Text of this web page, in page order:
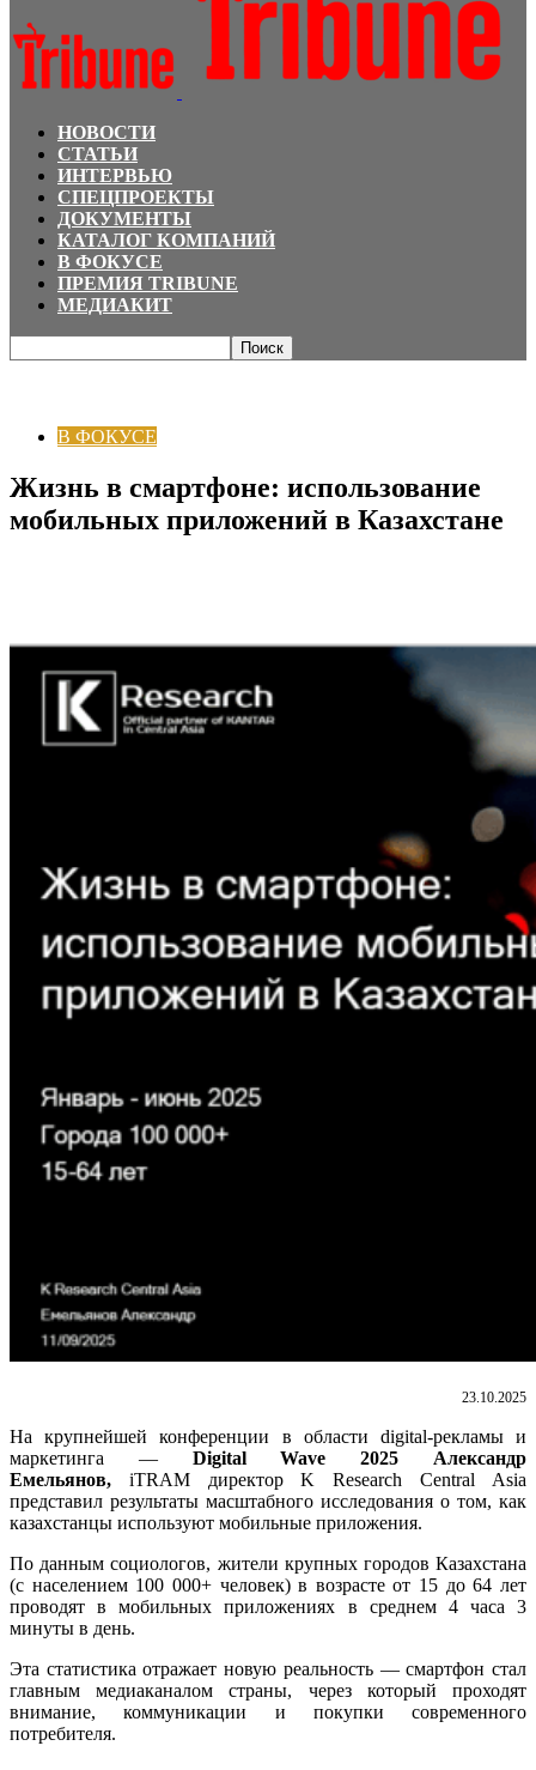
НОВОСТИ
СТАТЬИ
ИНТЕРВЬЮ
СПЕЦПРОЕКТЫ
ДОКУМЕНТЫ
КАТАЛОГ КОМПАНИЙ
В ФОКУСЕ
ПРЕМИЯ TRIBUNE
МЕДИАКИТ
В ФОКУСЕ
Жизнь в смартфоне: использование
мобильных приложений в Казахстане
23.10.2025
На крупнейшей конференции в области digital-рекламы и
маркетинга — Digital Wave 2025 Александр
Емельянов, iTRAM директор K Research Central Asia
представил результаты масштабного исследования о том, как
казахстанцы используют мобильные приложения.
По данным социологов, жители крупных городов Казахстана
(с населением 100 000+ человек) в возрасте от 15 до 64 лет
проводят в мобильных приложениях в среднем 4 часа 3
минуты в день.
Эта статистика отражает новую реальность — смартфон стал
главным медиаканалом страны, через который проходят
внимание, коммуникации и покупки современного
потребителя.